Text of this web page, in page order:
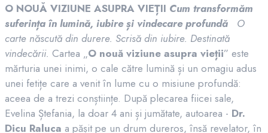
O NOUĂ VIZIUNE ASUPRA VIEȚII Cum transformăm
suferința în lumină, iubire și vindecare profundă
O
carte născută din durere. Scrisă din iubire. Destinată
vindecării. Cartea „O nouă viziune asupra vieții” este
mărturia unei inimi, o cale către lumină și un omagiu adus
unei fetițe care a venit în lume cu o misiune profundă:
aceea de a trezi conștiințe. După plecarea fiicei sale,
Evelina Ștefania, la doar 4 ani și jumătate, autoarea - Dr.
Dicu Raluca a pășit pe un drum dureros, însă revelator, în